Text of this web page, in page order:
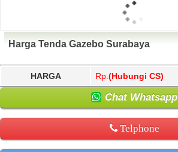
Harga Tenda Gazebo Surabaya
HARGA Rp. (Hubungi CS)
Chat Whatsapp
Telphone